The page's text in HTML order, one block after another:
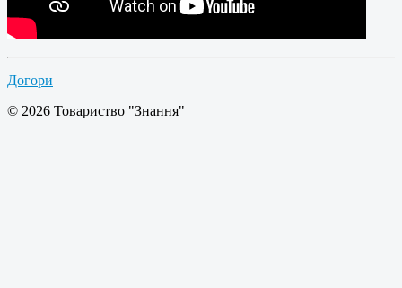
Догори
© 2026 Товариство "Знання"